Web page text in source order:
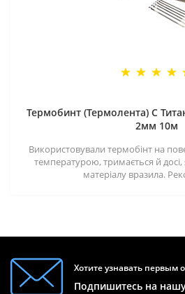
Термобинт (Термолента) С
2мм 10м
Використовували термобінт на
температурою, тримається й досі,
матеріалу вразила.
Хотите узнавать первым
Подпишитесь на